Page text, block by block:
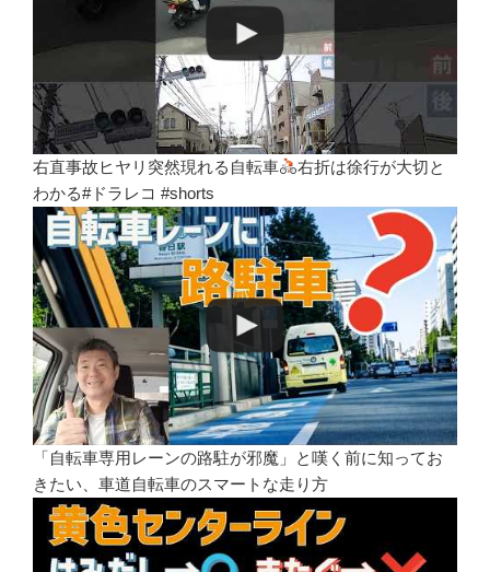
右直事故ヒヤリ突然現れる自転車
右折は徐行が大切と
わかる#ドラレコ #shorts
「自転車専用レーンの路駐が邪魔」と嘆く前に知ってお
きたい、車道自転車のスマートな走り方